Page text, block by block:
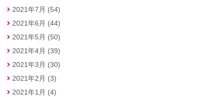
2021年7月 (54)
2021年6月 (44)
2021年5月 (50)
2021年4月 (39)
2021年3月 (30)
2021年2月 (3)
2021年1月 (4)